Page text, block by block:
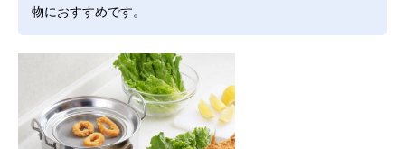
物におすすめです。